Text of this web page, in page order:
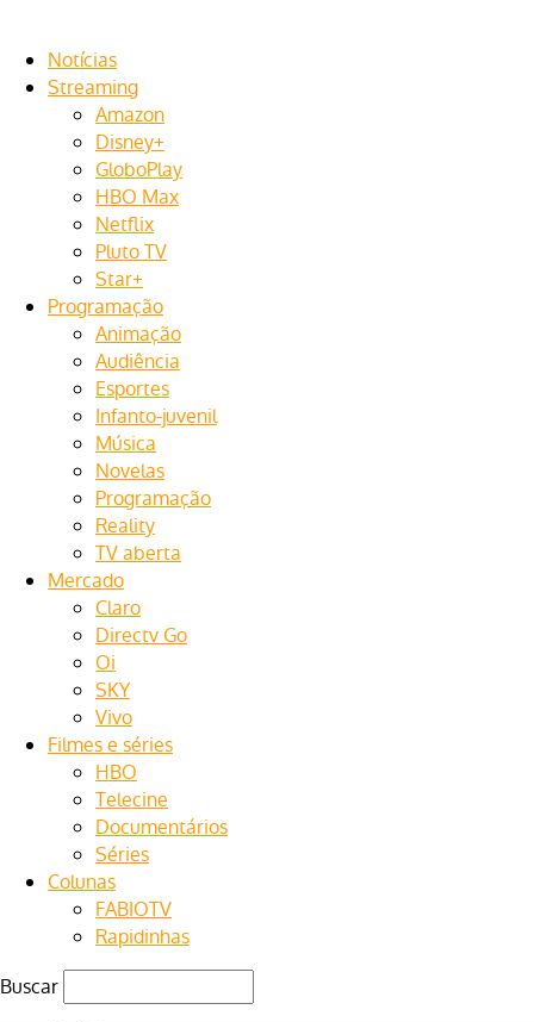
Notícias
Streaming
Amazon
Disney+
GloboPlay
HBO Max
Netflix
Pluto TV
Star+
Programação
Animação
Audiência
Esportes
Infanto-juvenil
Música
Novelas
Programação
Reality
TV aberta
Mercado
Claro
Directv Go
Oi
SKY
Vivo
Filmes e séries
HBO
Telecine
Documentários
Séries
Colunas
FABIOTV
Rapidinhas
Buscar